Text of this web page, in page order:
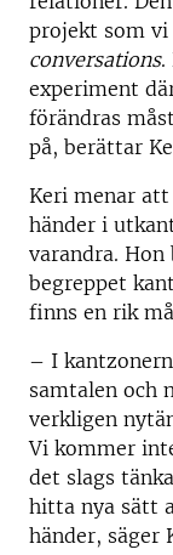
projekt som vi
conversations.
experiment
förändras
på, berättar
Keri menar
händer i
varandra.
begreppet
finns en rik
– I
samtalen och
verkligen
Vi kommer
det slags
hitta nya sätt
händer, säger